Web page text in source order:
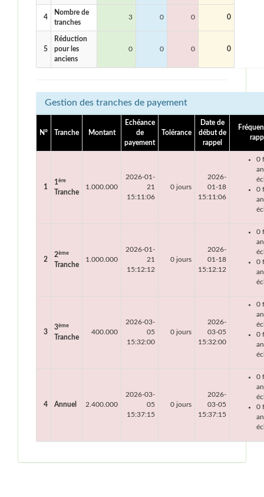
4
Nombre de
tranches
3 0 0 0
5
Réduction
pour les
anciens
0 0 0 0
Gestion des tranches de payement
N° Tranche Montant
Echéance
de
payement
Tolérance
Date de
début de
rappel
1
1ère
Tranche
1.000.000
2026-01-
21
15:11:06
0 jours
2026-
01-18
15:11:06
0
0
2
2ème
Tranche
1.000.000
2026-01-
21
15:12:12
0 jours
2026-
01-18
15:12:12
0
0
3
3ème
Tranche
400.000
2026-03-
05
15:32:00
0 jours
2026-
03-05
15:32:00
0
0
4 Annuel 2.400.000
2026-03-
05
15:37:15
0 jours
2026-
03-05
15:37:15
0
0